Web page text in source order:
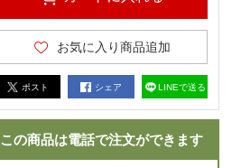
お気に入り商品追加
ポスト シェア LINEで送る
この商品は電話で注文ができます